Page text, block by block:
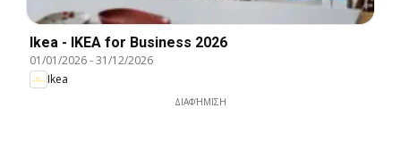
Ikea - IKEA for Business 2026
01/01/2026-31/12/2026
Ikea
ΔΙΑΦΉΜΙΣΗ